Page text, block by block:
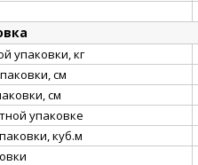
упаковки, кг
см
см
упаковке
куб.м